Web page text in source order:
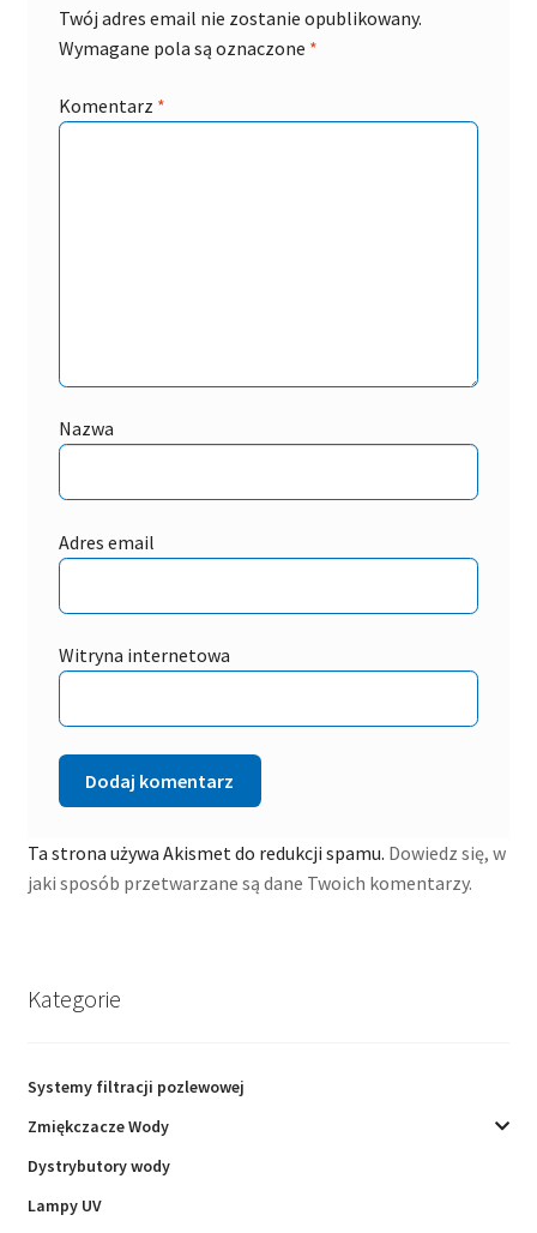
Twój adres email nie zostanie opublikowany.
Wymagane pola są oznaczone *
Komentarz *
Nazwa
Adres email
Witryna internetowa
Ta strona używa Akismet do redukcji spamu. Dowiedz się, w
jaki sposób przetwarzane są dane Twoich komentarzy.
Kategorie
Systemy filtracji pozlewowej
Zmiękczacze Wody
Dystrybutory wody
Lampy UV